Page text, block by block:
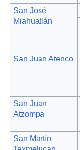
San José
Miahuatlán
San Juan Atenco
San Juan
Atzompa
San Martín